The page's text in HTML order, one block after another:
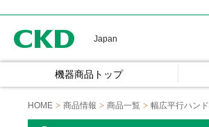
Japan
機器商品トップ
HOME 商品情報 商品一覧 幅広平行ハンド